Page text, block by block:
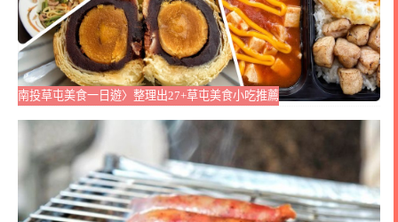
南投草屯美食一日遊〉整理出27+草屯美食小吃推薦